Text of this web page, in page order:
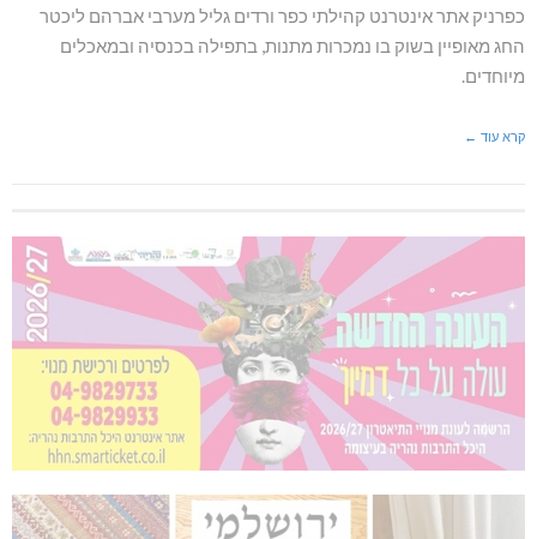
כפרניק אתר אינטרנט קהילתי כפר ורדים גליל מערבי אברהם ליכטר
החג מאופיין בשוק בו נמכרות מתנות, בתפילה בכנסיה ובמאכלים
מיוחדים.
קרא עוד ←